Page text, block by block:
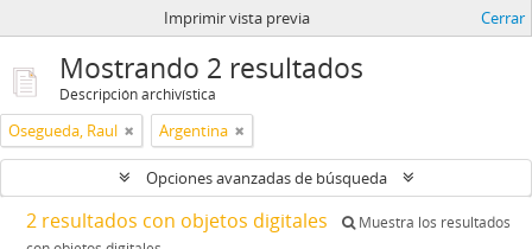
Imprimir vista previa Cerrar
Mostrando 2 resultados
Descripción archivística
Osegueda, Raul Argentina
Opciones avanzadas de búsqueda
2 resultados con objetos digitales
Muestra los resultados